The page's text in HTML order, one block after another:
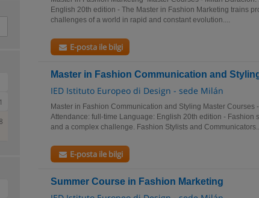
English 20th edition - The Master in Fashion Marketing trains
challenges of a world in rapid and constant evolution....
E-posta ile bilgi
Master in Fashion Communication and
IED Istituto Europeo di Design - sede Milán
Master in Fashion Communication and Styling Master Courses
Attendance: full-time Language: English 20th edition - Fashion
and a complex challenge. Fashion Stylists and
E-posta ile bilgi
Summer Course in Fashion Marketing
1
8